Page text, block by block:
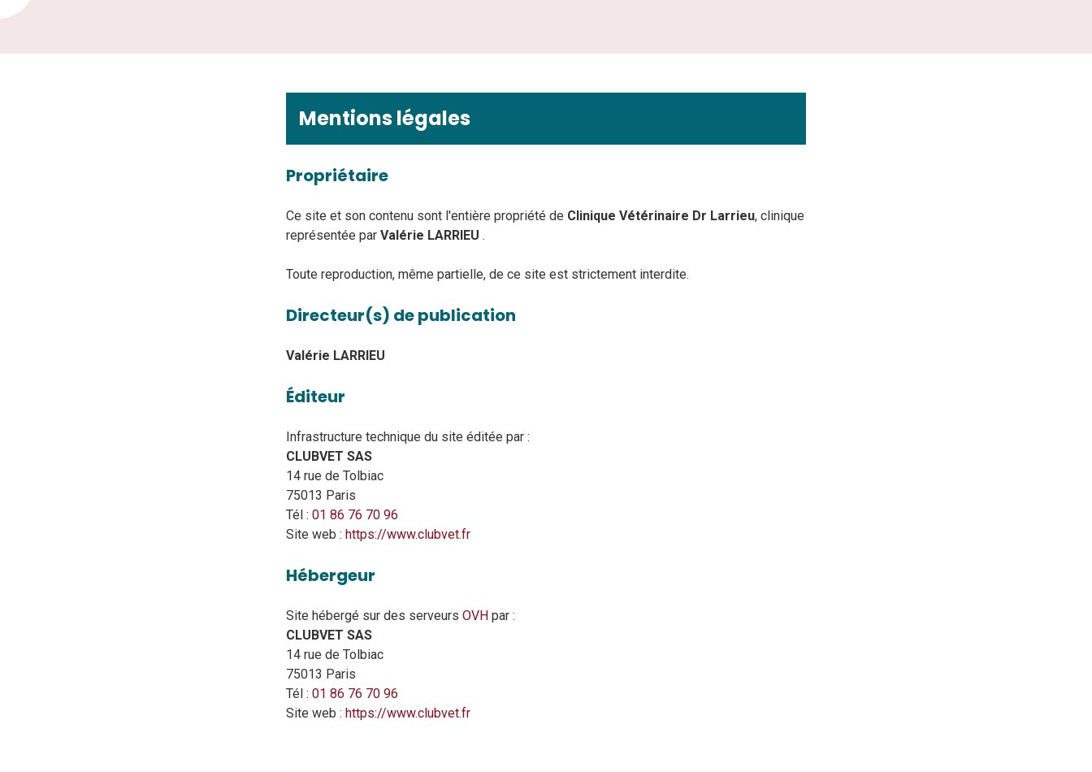
Mentions légales
Propriétaire
Ce site et son contenu sont l'entière propriété de Clinique Vétérinaire Dr Larrieu, clinique
représentée par Valérie LARRIEU .
Toute reproduction, même partielle, de ce site est strictement interdite.
Directeur(s) de publication
Valérie LARRIEU
Éditeur
Infrastructure technique du site éditée par :
CLUBVET SAS
14 rue de Tolbiac
75013 Paris
Tél : 01 86 76 70 96
Site web : https://www.clubvet.fr
Hébergeur
Site hébergé sur des serveurs OVH par :
CLUBVET SAS
14 rue de Tolbiac
75013 Paris
Tél : 01 86 76 70 96
Site web : https://www.clubvet.fr